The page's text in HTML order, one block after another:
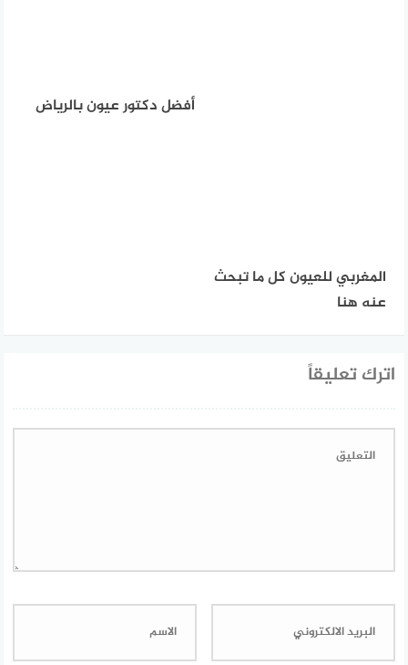
أفضل دكتور عيون بالرياض
المغربي للعيون كل ما تبحث
عنه هنا
اترك تعليقاً